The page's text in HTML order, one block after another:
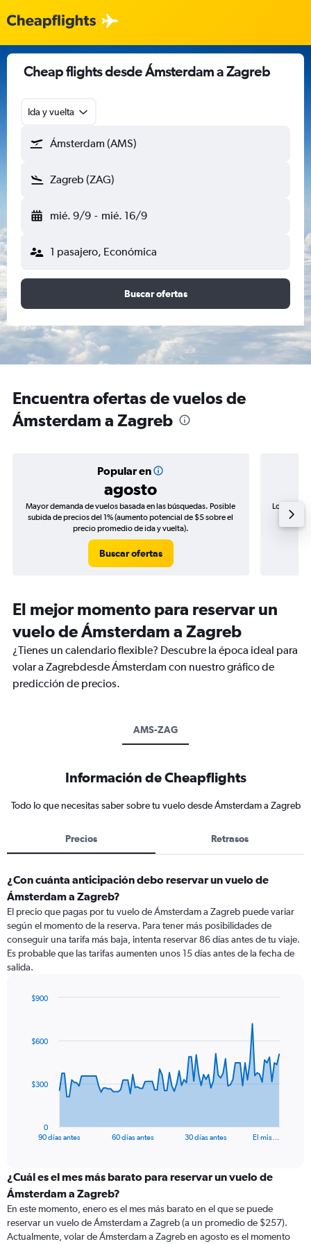
Cheap flights desde Ámsterdam a Zagreb
Ida y vuelta
Ámsterdam (AMS)
Zagreb (ZAG)
mié. 9/9 - mié. 16/9
1 pasajero, Económica
Buscar ofertas
Encuentra ofertas de vuelos de
Ámsterdam a Zagreb
Popular en
agosto
Mayor demanda de vuelos basada en las búsquedas. Posible
subida de precios del 1% (aumento potencial de $5 sobre el
precio promedio de ida y vuelta).
Buscar ofertas
Los
de
El mejor momento para reservar un
vuelo de Ámsterdam a Zagreb
¿Tienes un calendario flexible? Descubre la época ideal para
volar a Zagrebdesde Ámsterdam con nuestro gráfico de
predicción de precios.
AMS-ZAG
Información de Cheapflights
Todo lo que necesitas saber sobre tu vuelo desde Ámsterdam a Zagreb
Precios Retrasos
¿Con cuánta anticipación debo reservar un vuelo de
Ámsterdam a Zagreb?
El precio que pagas por tu vuelo de Ámsterdam a Zagreb puede variar
según el momento de la reserva. Para tener más posibilidades de
conseguir una tarifa más baja, intenta reservar 86 días antes de tu viaje.
Es probable que las tarifas aumenten unos 15 días antes de la fecha de
salida.
data
The
categories.
Range:
categories.
The
90 días antes 60 días antes 30 días antes El mis…
0
$300
$600
$900
¿Cuál es el mes más barato para reservar un vuelo de
Ámsterdam a Zagreb?
En este momento, enero es el mes más barato en el que se puede
reservar un vuelo de Ámsterdam a Zagreb (a un promedio de $257).
Actualmente, volar de Ámsterdam a Zagreb en agosto es el momento